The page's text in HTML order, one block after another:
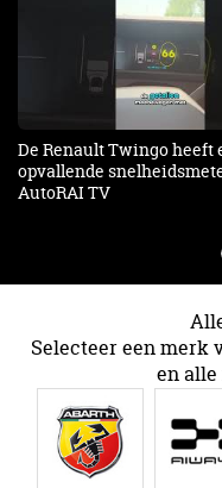
De Renault Twingo heeft
opvallende
AutoRAI TV
Selecteer een merk
en